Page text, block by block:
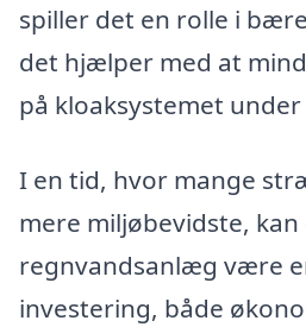
spiller det en rolle i
det hjælper med at
på kloaksystemet
I en tid, hvor mange
mere miljøbevidste, kan
regnvandsanlæg være
investering, både